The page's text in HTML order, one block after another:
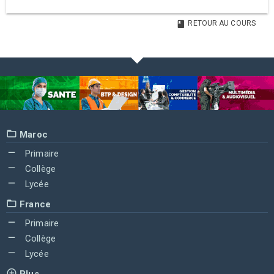
RETOUR AU COURS
Maroc
Primaire
Collège
Lycée
France
Primaire
Collège
Lycée